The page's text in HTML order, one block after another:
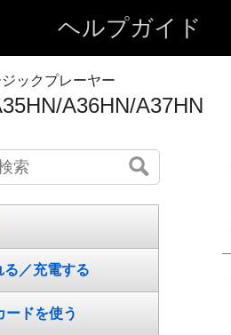
ヘルプガイド
ックプレーヤー
A36HN/A37HN
る／充電する
ドを使う